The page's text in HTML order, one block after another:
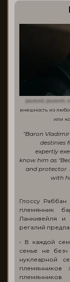
рыжий, рыжий,
внешность из
или
"Baron
destinies
expertly
know him as
and protector.
with
Глоссу
племянник
Ланкивейля и
регалий
• В каждой
семье не
нуклеарной
племянников.